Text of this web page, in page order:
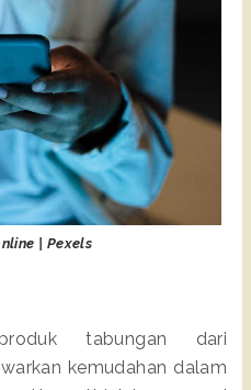
| Pexels
tabungan dari
kemudahan dalam